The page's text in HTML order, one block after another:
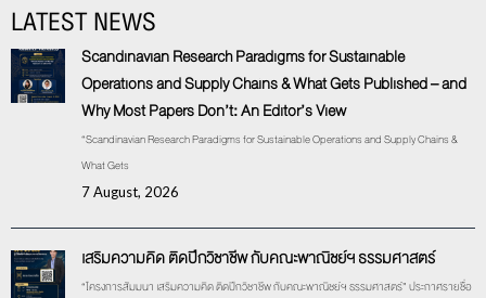
LATEST NEWS
Scandinavian Research Paradigms for Sustainable
Operations and Supply Chains & What Gets Published – and
Why Most Papers Don’t: An Editor’s View
“Scandinavian Research Paradigms for Sustainable Operations and Supply Chains &
What Gets
7 August, 2026
เสริมความคิด ติดปีกวิชาชีพ กับคณะพาณิชย์ฯ ธรรมศาสตร์
“โครงการสัมมนา เสริมความคิด ติดปีกวิชาชีพ กับคณะพาณิชย์ฯ ธรรมศาสตร์” ประกาศรายชื่อ